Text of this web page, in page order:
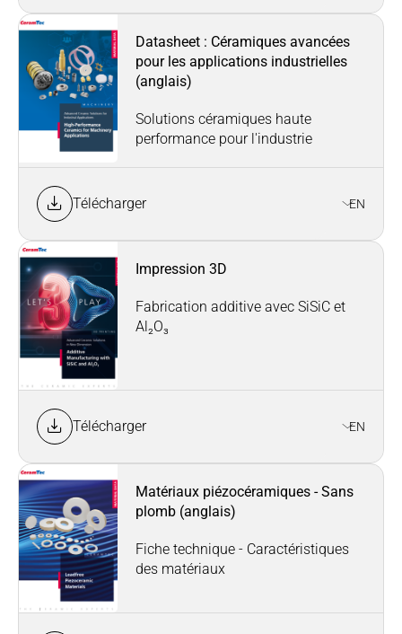
Datasheet : Céramiques avancées
pour les applications industrielles
(anglais)
Solutions céramiques haute
performance pour l'industrie
Télécharger EN
Impression 3D
Fabrication additive avec SiSiC et
Al₂O₃
Télécharger EN
Matériaux piézocéramiques - Sans
plomb (anglais)
Fiche technique - Caractéristiques
des matériaux